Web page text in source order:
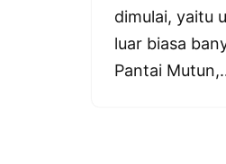
dimulai, yaitu
luar biasa
Pantai